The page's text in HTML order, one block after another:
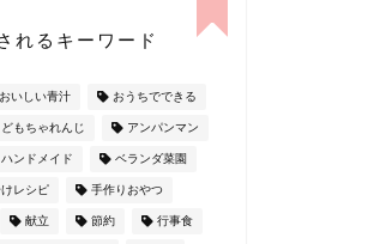
れるキーワード
おいしい青汁 おうちでできる
どもちゃれんじ アンパンマン
ハンドメイド ベランダ菜園
レシピ 手作りおやつ
献立 節約 行事食